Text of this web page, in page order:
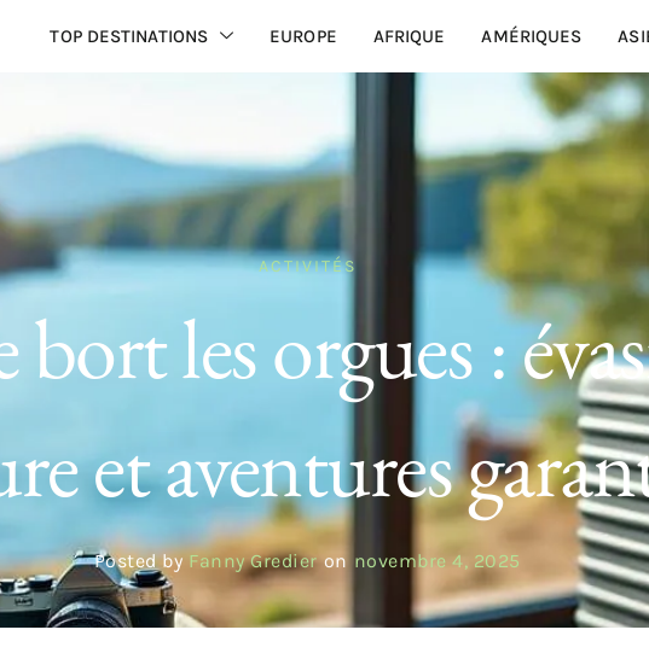
TOP DESTINATIONS EUROPE AFRIQUE AMÉRIQUES
ACTIVITÉS
bort les orgues :
et aventures
Posted by Fanny Gredier on novembre 4, 2025